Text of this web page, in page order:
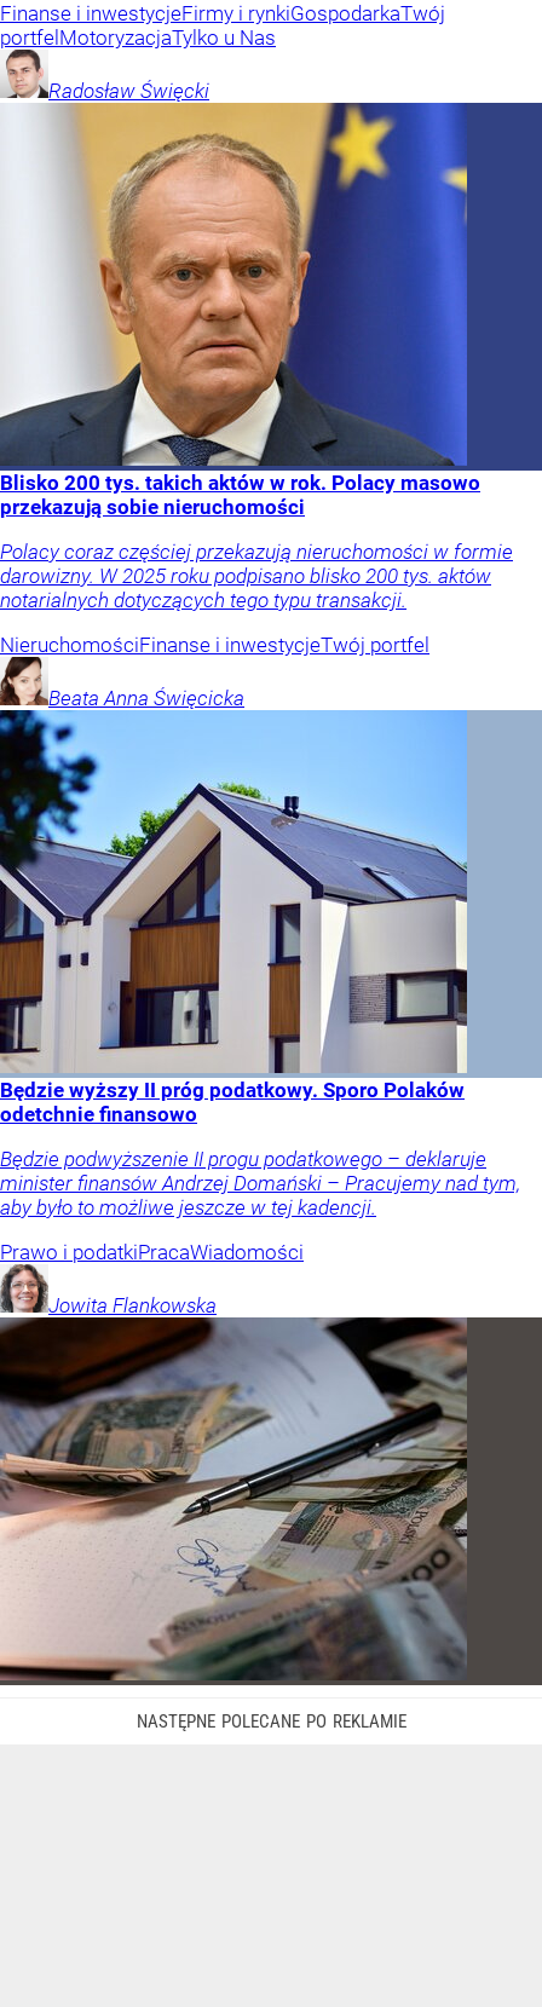
Finanse i inwestycjeFirmy i rynkiGospodarkaTwój
portfel MotoryzacjaTylko u Nas
Radosław Święcki
Blisko 200 tys. takich aktów w rok. Polacy masowo
przekazują sobie nieruchomości
Polacy coraz częściej przekazują nieruchomości w formie
darowizny. W 2025 roku podpisano blisko 200 tys. aktów
notarialnych dotyczących tego typu transakcji.
NieruchomościFinanse i inwestycjeTwój portfel
Beata Anna Święcicka
Będzie wyższy II próg podatkowy. Sporo Polaków
odetchnie finansowo
Będzie podwyższenie II progu podatkowego – deklaruje
minister finansów Andrzej Domański – Pracujemy nad tym,
aby było to możliwe jeszcze w tej kadencji.
Prawo i podatkiPracaWiadomości
Jowita Flankowska